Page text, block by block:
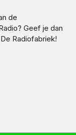
de
? Geef je dan
Radiofabriek!